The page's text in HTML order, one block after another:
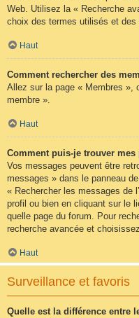
Web. Utilisez la « Recherche
choix des termes utilisés et
Haut
Comment rechercher des
Allez sur la page « Membres »,
membre ».
Haut
Comment puis-je trouver
Vos messages peuvent être
messages » dans le panneau
« Rechercher les messages de
profil ou bien en cliquant sur le
quelle page du forum. Pour
recherche avancée et
Haut
Surveillance et favoris
Quelle est la différence entre